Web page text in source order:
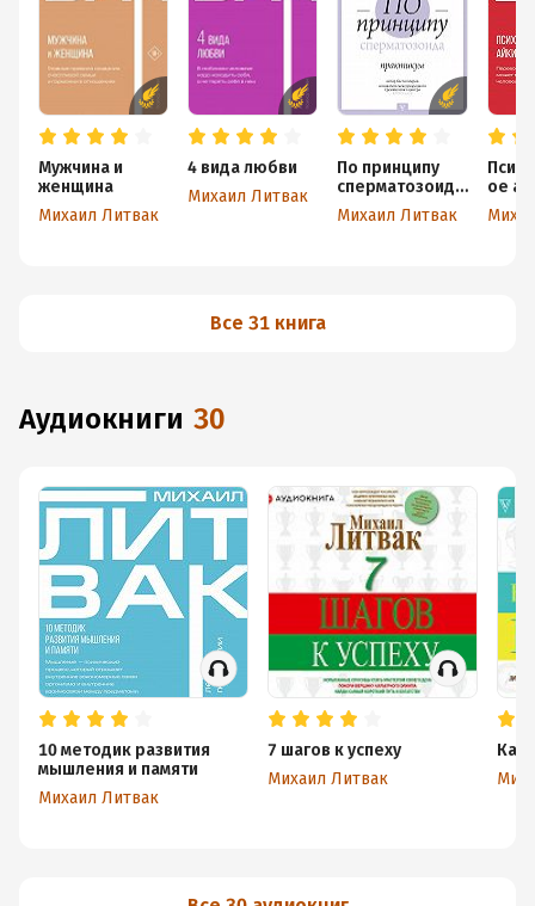
Мужчина и
женщина
Михаил Литвак
4 вида любви
Михаил Литвак
По принципу
сперматозоида
. Практикум
Михаил Литвак
ое
Все 31 книга
аудиокниги 30
10 методик развития
мышления и памяти
Михаил Литвак
7 шагов к успеху
Михаил Литвак
Как